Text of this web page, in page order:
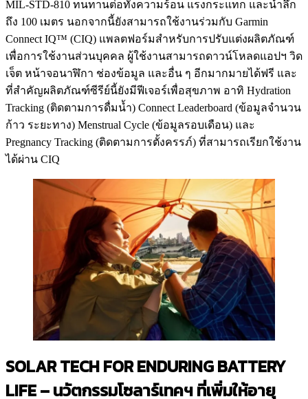
MIL-STD-810 ทนทานต่อทั้งความร้อน แรงกระแทก และน้ำลึก
ถึง 100 เมตร นอกจากนี้ยังสามารถใช้งานร่วมกับ Garmin
Connect IQ™ (CIQ) แพลตฟอร์มสำหรับการปรับแต่งผลิตภัณฑ์
เพื่อการใช้งานส่วนบุคคล ผู้ใช้งานสามารถดาวน์โหลดแอปฯ วิด
เจ็ต หน้าจอนาฬิกา ช่องข้อมูล และอื่น ๆ อีกมากมายได้ฟรี และ
ที่สำคัญผลิตภัณฑ์ซีรีย์นี้ยังมีฟีเจอร์เพื่อสุขภาพ อาทิ Hydration
Tracking (ติดตามการดื่มน้ำ) Connect Leaderboard (ข้อมูลจำนวน
ก้าว ระยะทาง) Menstrual Cycle (ข้อมูลรอบเดือน) และ
Pregnancy Tracking (ติดตามการตั้งครรภ์) ที่สามารถเรียกใช้งาน
ได้ผ่าน CIQ
SOLAR TECH FOR ENDURING BATTERY
LIFE –นวัตกรรมโซลาร์เทคฯ ที่เพิ่มให้อายุ